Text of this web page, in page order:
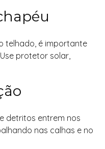
telhado, é importante
protetor solar,
detritos entrem nos
nas calhas e no